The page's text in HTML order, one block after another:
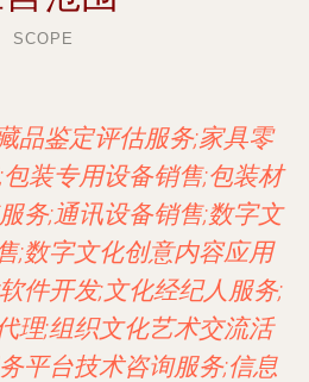
SCOPE
品鉴定评估服务;家具零
装专用设备销售;包装材
务;通讯设备销售;数字文
;数字文化创意内容应用
件开发;文化经纪人服务;
理;组织文化艺术交流活
平台技术咨询服务;信息